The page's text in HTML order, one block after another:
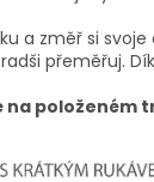
a změř si
přeměřuj.
na položeném